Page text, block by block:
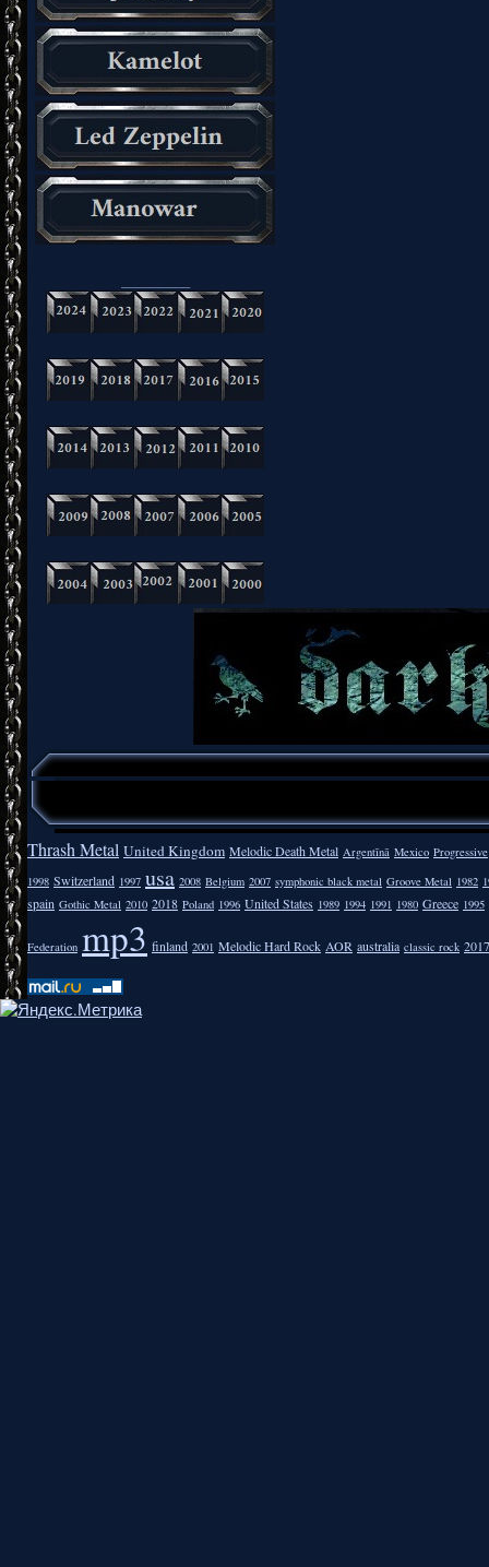
Thrash Metal United Kingdom Melodic Death Metal Argentīnā Mexico Progressive
1998 Switzerland 1997 usa 2008 Belgium 2007 symphonic black metal Groove Metal 1982
spain Gothic Metal 2010 2018 Poland 1996 United States 1989 1994 1991 1980 Greece 1995
Federation mp3 finland 2001 Melodic Hard Rock AOR australia classic rock 2017